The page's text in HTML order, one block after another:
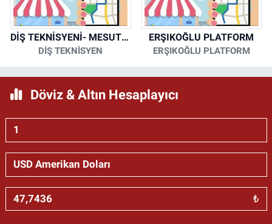
DİŞ TEKNİSYENİ- MESUT KORKMAZ
DİŞ TEKNİSYEN
ERŞIKOĞLU PLATFORM
ERŞIKOĞLU PLATFORM
Döviz & Altın Hesaplayıcı
₺